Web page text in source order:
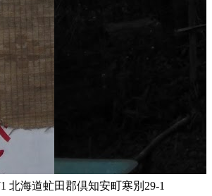
北海道虻田郡倶知安町寒別29-1